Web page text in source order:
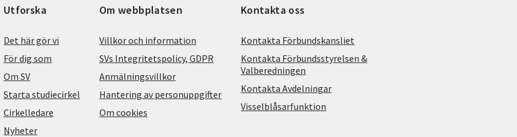
Utforska
Det här gör vi
För dig som
Om SV
Starta studiecirkel
Cirkelledare
Nyheter
Om webbplatsen
Villkor och information
SVs Integritetspolicy, GDPR
Anmälningsvillkor
Hantering av personuppgifter
Om cookies
Kontakta oss
Kontakta Förbundskansliet
Kontakta Förbundsstyrelsen &
Valberedningen
Kontakta Avdelningar
Visselblåsarfunktion